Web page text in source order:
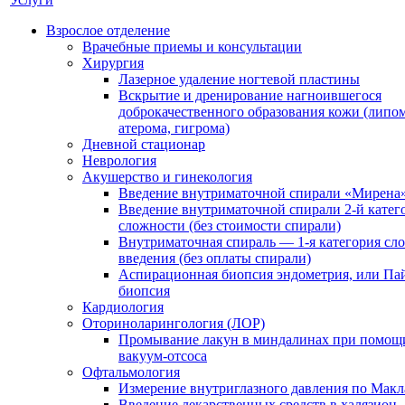
Взрослое отделение
Врачебные приемы и консультации
Хирургия
Лазерное удаление ногтевой пластины
Вскрытие и дренирование нагноившегося
доброкачественного образования кожи
атерома, гигрома)
Дневной стационар
Неврология
Акушерство и гинекология
Введение внутриматочной спирали
Введение внутриматочной спирали 2-й
сложности (без стоимости спирали)
Внутриматочная спираль — 1-я категория
введения (без оплаты спирали)
Аспирационная биопсия эндометрия, или
биопсия
Кардиология
Оториноларингология (ЛОР)
Промывание лакун в миндалинах при
вакуум-отсоса
Офтальмология
Измерение внутриглазного давления по